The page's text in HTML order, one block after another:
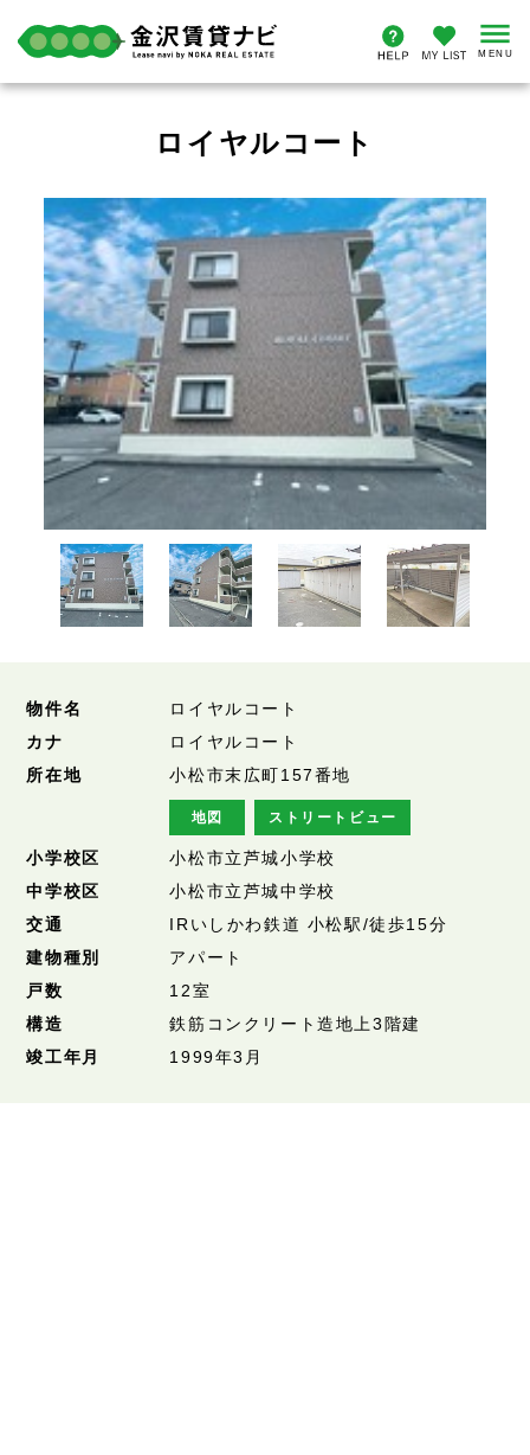
ロイヤルコート
物件名
ロイヤルコート
カナ
ロイヤルコート
所在地
小松市末広町157番地
地図 ストリートビュー
小学校区
小松市立芦城小学校
中学校区
小松市立芦城中学校
交通
IRいしかわ鉄道 小松駅/徒歩15分
建物種別
アパート
戸数
12室
構造
鉄筋コンクリート造地上3階建
竣工年月
1999年3月